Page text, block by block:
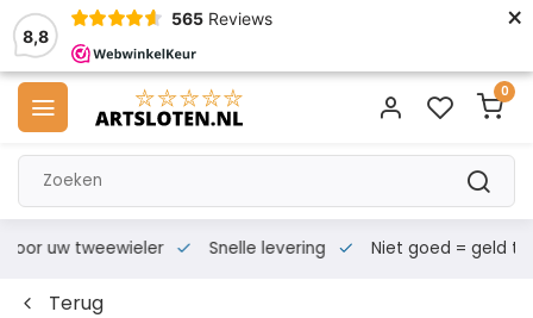
8,8
565 Reviews ×
0
voor uw tweewieler Snelle levering Niet goed = geld
Terug